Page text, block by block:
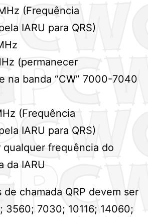
(Frequência
IARU para QRS)
(permanecer
na banda “CW” 7000-7040
(Frequência
IARU para QRS)
qualquer frequência do
da IARU
chamada QRP devem ser
3560; 7030; 10116; 14060;